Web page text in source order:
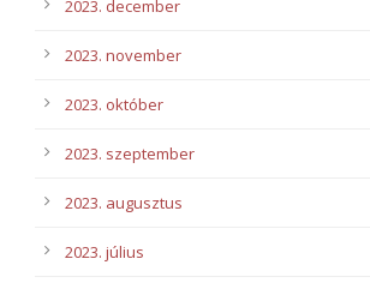
2023. december
2023. november
2023. október
2023. szeptember
2023. augusztus
2023. július